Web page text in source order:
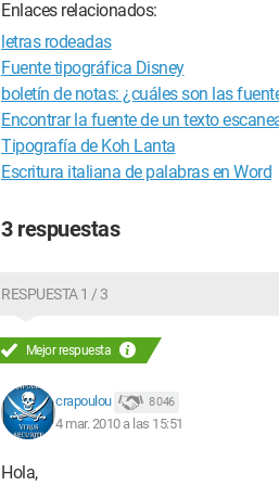
Enlaces relacionados:
letras rodeadas
Fuente tipográfica Disney
boletín de notas: ¿cuáles son las
Encontrar la fuente de un texto
Tipografía de Koh Lanta
Escritura italiana de palabras en Word
3 respuestas
RESPUESTA 1 / 3
Mejor respuesta
crapoulou 8 046
4 mar. 2010 a las 15:51
Hola,